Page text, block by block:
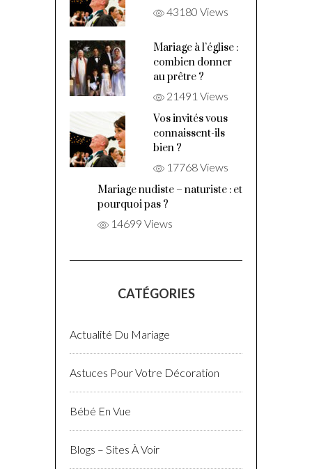
43180 Views
Mariage à l’église :
combien donner
au prêtre ?
21491 Views
Vos invités vous
connaissent-ils
bien ?
17768 Views
Mariage nudiste – naturiste : et
pourquoi pas ?
14699 Views
CATÉGORIES
Actualité Du Mariage
Astuces Pour Votre Décoration
Bébé En Vue
Blogs – Sites À Voir